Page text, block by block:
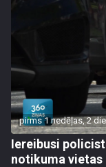
pirms 1 nedēļas, 2
Iereibusi
notikuma vietas